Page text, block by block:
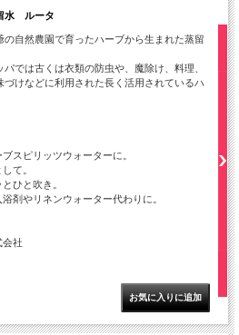
水 ルータ
の自然農園で育ったハーブから生まれた蒸留
では古くは衣類の防虫や、魔除け、料理、
づけなどに利用された長く活用されているハ
スピリッツウォーターに。
て。
ひと吹き。
剤やリネンウォーター代わりに。
会社